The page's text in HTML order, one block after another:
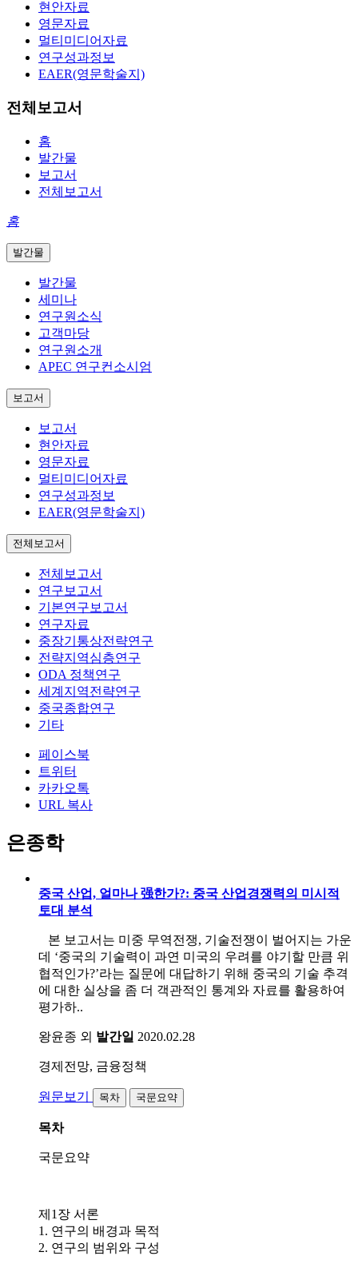
현안자료
영문자료
멀티미디어자료
연구성과정보
EAER(영문학술지)
전체보고서
홈
발간물
보고서
전체보고서
홈
발간물
발간물
세미나
연구원소식
고객마당
연구원소개
APEC 연구컨소시엄
보고서
보고서
현안자료
영문자료
멀티미디어자료
연구성과정보
EAER(영문학술지)
전체보고서
전체보고서
연구보고서
기본연구보고서
연구자료
중장기통상전략연구
전략지역심층연구
ODA 정책연구
세계지역전략연구
중국종합연구
기타
페이스북
트위터
카카오톡
URL 복사
은종학
중국 산업, 얼마나 强한가?: 중국 산업경쟁력의 미시적
토대 분석
본 보고서는 미중 무역전쟁, 기술전쟁이 벌어지는 가운
데 ‘중국의 기술력이 과연 미국의 우려를 야기할 만큼 위
협적인가?’라는 질문에 대답하기 위해 중국의 기술 추격
에 대한 실상을 좀 더 객관적인 통계와 자료를 활용하여
평가하..
왕윤종 외 발간일 2020.02.28
경제전망, 금융정책
원문보기 목차 국문요약
목차
국문요약
제1장 서론
1. 연구의 배경과 목적
2. 연구의 범위와 구성